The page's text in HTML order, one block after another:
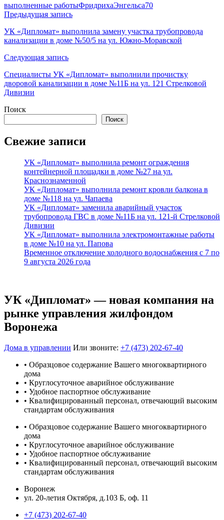
выполненные работыФридрихаЭнгельса70
Навигация
по
записям
Предыдущая запись
УК «Дипломат» выполнила замену участка трубопровода
канализации в доме №50/5 на ул. Южно-Моравской
Следующая запись
Специалисты УК «Дипломат» выполнили прочистку
дворовой канализации в доме №11Б на ул. 121 Стрелковой
Дивизии
Поиск
Поиск
Свежие записи
УК «Дипломат» выполнила ремонт ограждения
контейнерной площадки в доме №27 на ул.
Краснознаменной
УК «Дипломат» выполнила ремонт кровли балкона в
доме №118 на ул. Чапаева
УК «Дипломат» заменила аварийный участок
трубопровода ГВС в доме №11Б на ул. 121-й Стрелковой
Дивизии
УК «Дипломат» выполнила электромонтажные работы
в доме №10 на ул. Папова
Временное отключение холодного водоснабжения с 7 по
9 августа 2026 года
УК «Дипломат» — новая компания на
рынке управления жилфондом
Воронежа
Дома в управлении Или звоните: +7 (473) 202-67-40
• Образцовое содержание Вашего многоквартирного
дома
• Круглосуточное аварийное обслуживание
• Удобное паспортное обслуживание
• Квалифицированный персонал, отвечающий высоким
стандартам обслуживания
• Образцовое содержание Вашего многоквартирного
дома
• Круглосуточное аварийное обслуживание
• Удобное паспортное обслуживание
• Квалифицированный персонал, отвечающий высоким
стандартам обслуживания
Воронеж
ул. 20-летия Октября, д.103 Б, оф. 11
+7 (473) 202-67-40